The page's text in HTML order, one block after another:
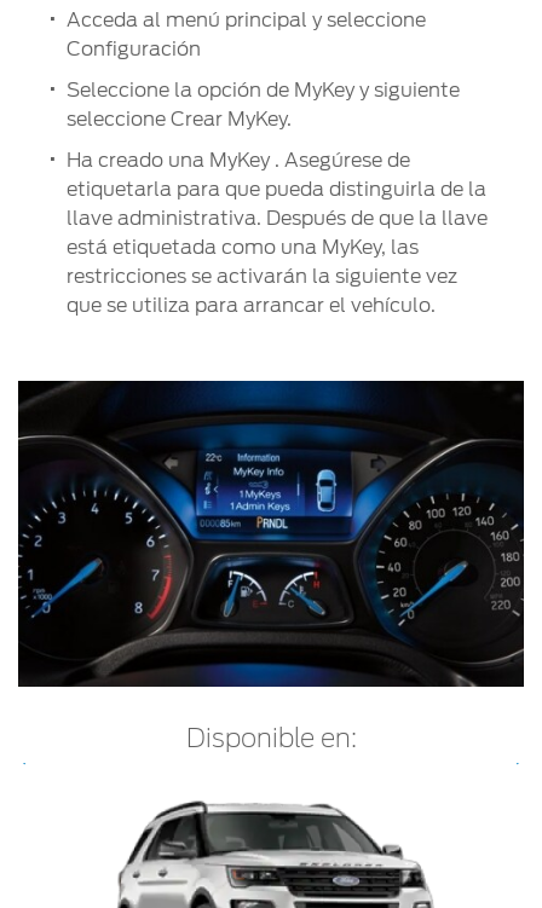
Acceda al menú principal y seleccione
Configuración
Seleccione la opción de MyKey y siguiente
seleccione Crear MyKey.
Ha creado una MyKey . Asegúrese de
etiquetarla para que pueda distinguirla de la
llave administrativa. Después de que la llave
está etiquetada como una MyKey, las
restricciones se activarán la siguiente vez
que se utiliza para arrancar el vehículo.
Disponible en: